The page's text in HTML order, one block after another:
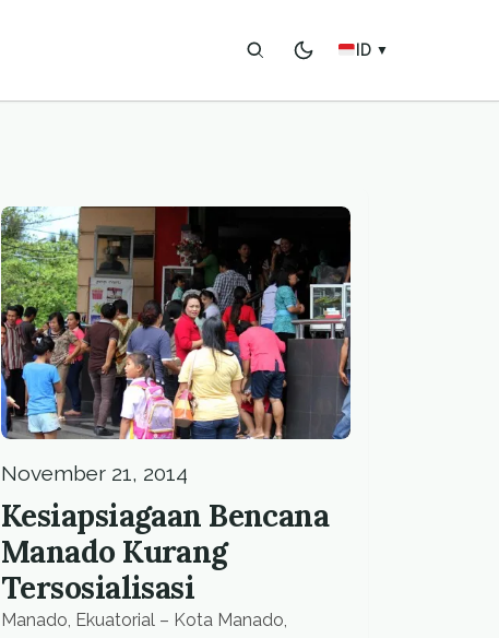
ID ▼
November 21, 2014
Kesiapsiagaan Bencana
Manado Kurang
Tersosialisasi
Manado, Ekuatorial – Kota Manado,